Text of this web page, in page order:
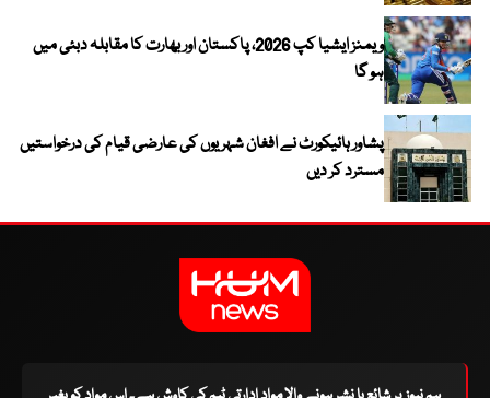
ویمنز ایشیا کپ 2026، پاکستان اور بھارت کا مقابلہ دبئی میں
ہو گا
پشاور ہائیکورٹ نے افغان شہریوں کی عارضی قیام کی درخواستیں
مسترد کر دیں